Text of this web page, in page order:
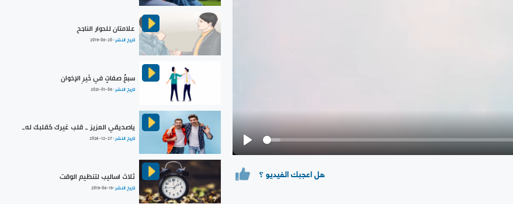
Play
هل اعجبك الفيديو ؟
علامتان للحوار الناجح
تاريخ النشر :2019-06-20
سبعُ صفاتٍ في خَيرِ الإخوان
تاريخ النشر :2021-01-06
ياصديقي العزيز _ قلب غيرك كقلبك له_
تاريخ النشر :2024-12-27
ثلاث اساليب لتنظيم الوقت
تاريخ النشر :2019-06-19